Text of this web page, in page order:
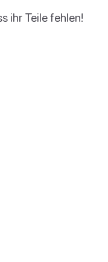
ihr Teile fehlen!